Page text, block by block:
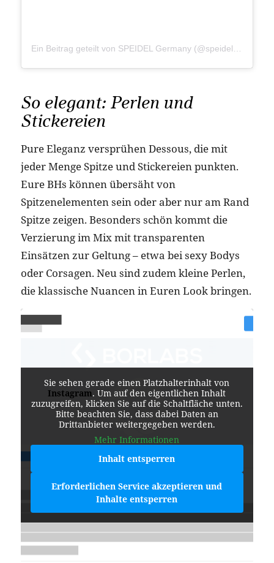
Ein Beitrag geteilt von SPEIDEL Germany (@speidel.lingerie)
So elegant: Perlen und
Stickereien
Pure Eleganz versprühen Dessous, die mit
jeder Menge Spitze und Stickereien punkten.
Eure BHs können übersäht von
Spitzenelementen sein oder aber nur am Rand
Spitze zeigen. Besonders schön kommt die
Verzierung im Mix mit transparenten
Einsätzen zur Geltung – etwa bei sexy Bodys
oder Corsagen. Neu sind zudem kleine Perlen,
die klassische Nuancen in Euren Look bringen.
Sie sehen gerade einen Platzhalterinhalt von
Instagram. Um auf den eigentlichen Inhalt
zuzugreifen, klicken Sie auf die Schaltfläche unten.
Bitte beachten Sie, dass dabei Daten an
Drittanbieter weitergegeben werden.
Mehr Informationen
Inhalt entsperren
Erforderlichen Service akzeptieren und
Inhalte entsperren